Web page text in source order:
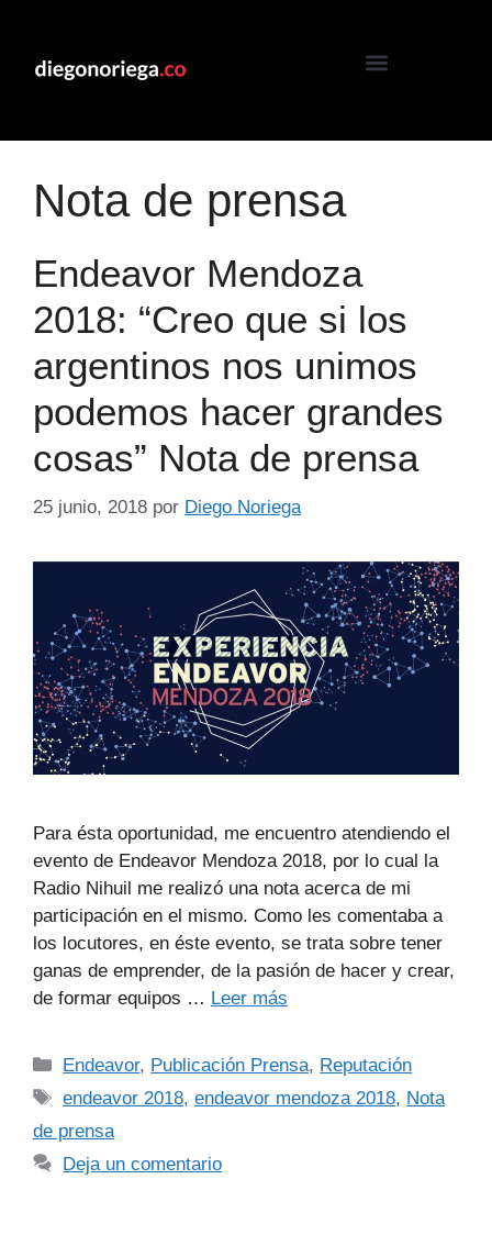
Nota de prensa
Endeavor Mendoza
2018: “Creo que si los
argentinos nos unimos
podemos hacer grandes
cosas” Nota de prensa
25 junio, 2018 por Diego Noriega
Para ésta oportunidad, me encuentro atendiendo el
evento de Endeavor Mendoza 2018, por lo cual la
Radio Nihuil me realizó una nota acerca de mi
participación en el mismo. Como les comentaba a
los locutores, en éste evento, se trata sobre tener
ganas de emprender, de la pasión de hacer y crear,
de formar equipos … Leer más
Endeavor, Publicación Prensa, Reputación
endeavor 2018,endeavor mendoza 2018, Nota
de prensa
Deja un comentario